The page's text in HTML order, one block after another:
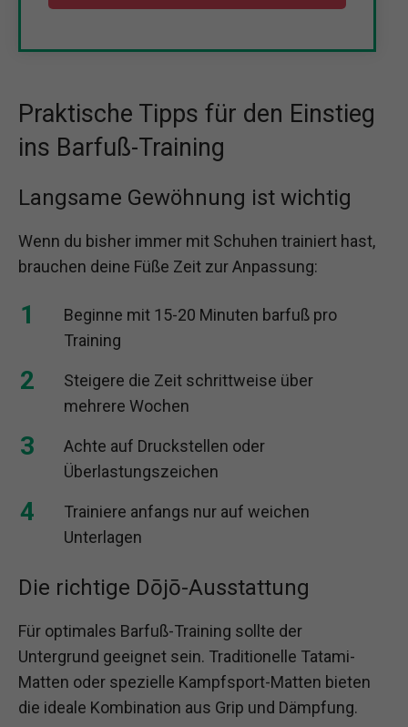
Praktische Tipps für den Einstieg
ins Barfuß-Training
Langsame Gewöhnung ist wichtig
Wenn du bisher immer mit Schuhen trainiert hast,
brauchen deine Füße Zeit zur Anpassung:
Beginne mit 15-20 Minuten barfuß pro
Training
Steigere die Zeit schrittweise über
mehrere Wochen
Achte auf Druckstellen oder
Überlastungszeichen
Trainiere anfangs nur auf weichen
Unterlagen
Die richtige Dōjō-Ausstattung
Für optimales Barfuß-Training sollte der
Untergrund geeignet sein. Traditionelle Tatami-
Matten oder spezielle Kampfsport-Matten bieten
die ideale Kombination aus Grip und Dämpfung.